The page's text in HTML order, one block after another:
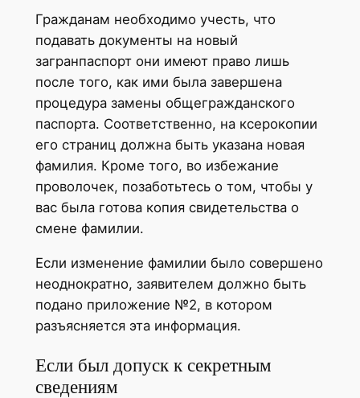
Гражданам необходимо учесть, что
подавать документы на новый
загранпаспорт они имеют право лишь
после того, как ими была завершена
процедура замены общегражданского
паспорта. Соответственно, на ксерокопии
его страниц должна быть указана новая
фамилия. Кроме того, во избежание
проволочек, позаботьтесь о том, чтобы у
вас была готова копия свидетельства о
смене фамилии.
Если изменение фамилии было совершено
неоднократно, заявителем должно быть
подано приложение №2, в котором
разъясняется эта информация.
Если был допуск к секретным
сведениям